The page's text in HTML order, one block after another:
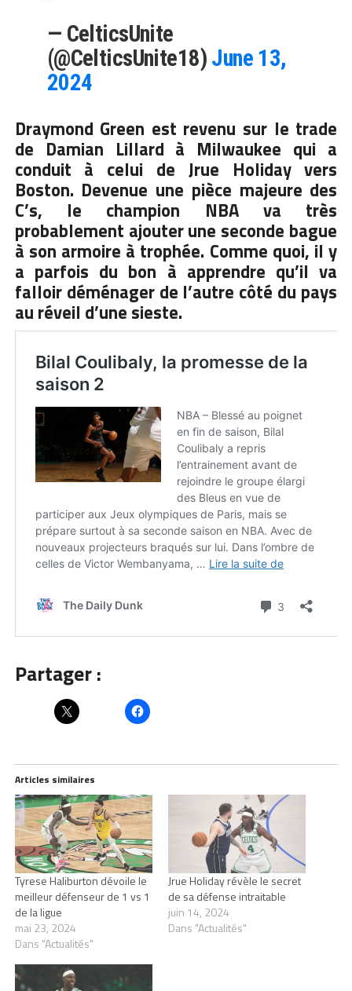
— CelticsUnite
(@CelticsUnite18) June 13,
2024
Draymond Green est revenu sur le trade
de Damian Lillard à Milwaukee qui a
conduit à celui de Jrue Holiday vers
Boston. Devenue une pièce majeure des
C’s, le champion NBA va très
probablement ajouter une seconde bague
à son armoire à trophée. Comme quoi, il y
a parfois du bon à apprendre qu’il va
falloir déménager de l’autre côté du pays
au réveil d’une sieste.
Partager :
Articles similaires
Tyrese Haliburton dévoile le
meilleur défenseur de 1 vs 1
de la ligue
mai 23, 2024
Dans "Actualités"
Jrue Holiday révèle le secret
de sa défense intraitable
juin 14, 2024
Dans "Actualités"